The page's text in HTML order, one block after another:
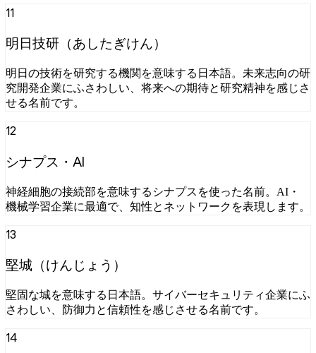
11
明日技研（あしたぎけん）
明日の技術を研究する機関を意味する日本語。未来志向の研
究開発企業にふさわしい、将来への期待と研究精神を感じさ
せる名前です。
12
シナプス・AI
神経細胞の接続部を意味するシナプスを使った名前。AI・
機械学習企業に最適で、知性とネットワークを表現します。
13
堅城（けんじょう）
堅固な城を意味する日本語。サイバーセキュリティ企業にふ
さわしい、防御力と信頼性を感じさせる名前です。
14